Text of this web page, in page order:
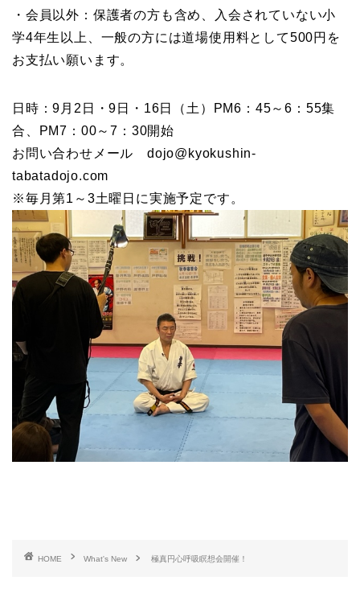
・会員以外：保護者の方も含め、入会されていない小
学4年生以上、一般の方には道場使用料として500円を
お支払い願います。
日時：9月2日・9日・16日（土）PM6：45～6：55集
合、PM7：00～7：30開始
お問い合わせメール dojo@kyokushin-
tabatadojo.com
※毎月第1～3土曜日に実施予定です。
HOME What's New 極真円心呼吸瞑想会開催！